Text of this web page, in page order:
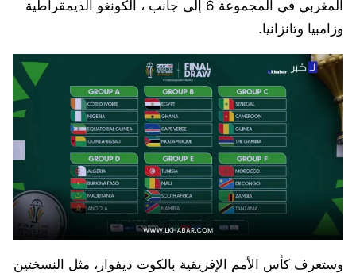
المغربي في المجموعة 6 إلى جانب ، الكونغو الديمقراطية
وزامبيا وتانزانيا.
وستعرف كأس الأمم الإفريقية بالكوت ديفوار، مثل النسختين